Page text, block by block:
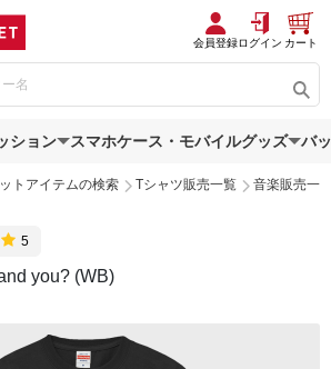
会員登録ログイン カート
ション スマホケース・モバイルグッズ バ
トアイテムの検索 Tシャツ販売一覧 音楽販売一
5
you? (WB)